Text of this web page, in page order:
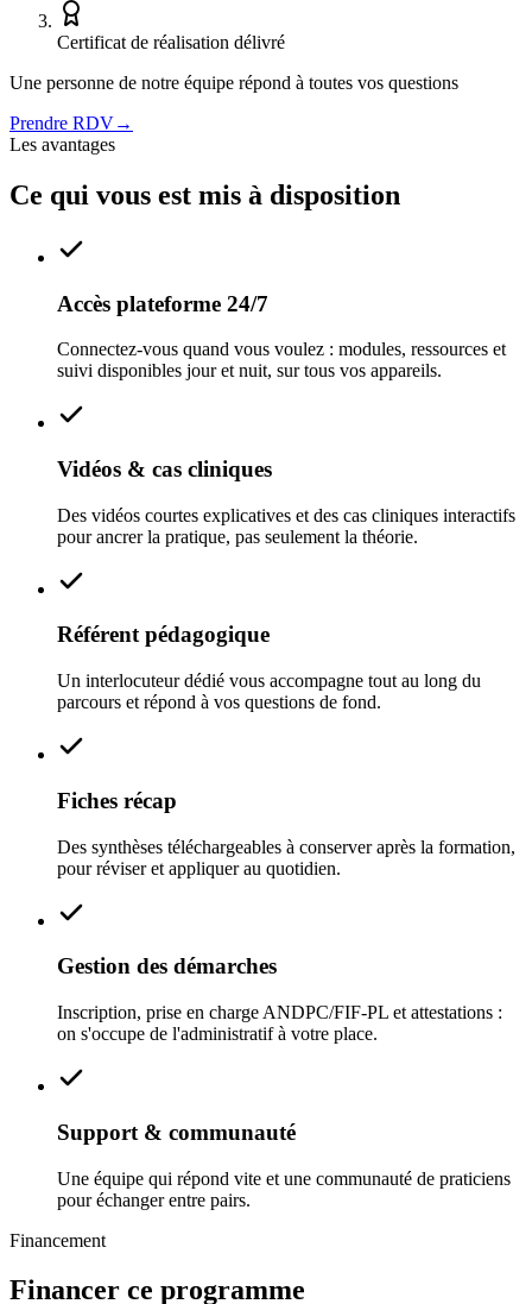
Certificat de réalisation délivré
Une personne de notre équipe répond à toutes vos questions
Prendre RDV→
Les avantages
Ce qui vous est mis à disposition
Accès plateforme 24/7
Connectez-vous quand vous voulez : modules, ressources et
suivi disponibles jour et nuit, sur tous vos appareils.
Vidéos & cas cliniques
Des vidéos courtes explicatives et des cas cliniques interactifs
pour ancrer la pratique, pas seulement la théorie.
Référent pédagogique
Un interlocuteur dédié vous accompagne tout au long du
parcours et répond à vos questions de fond.
Fiches récap
Des synthèses téléchargeables à conserver après la formation,
pour réviser et appliquer au quotidien.
Gestion des démarches
Inscription, prise en charge ANDPC/FIF‑PL et attestations :
on s'occupe de l'administratif à votre place.
Support & communauté
Une équipe qui répond vite et une communauté de praticiens
pour échanger entre pairs.
Financement
Financer ce programme